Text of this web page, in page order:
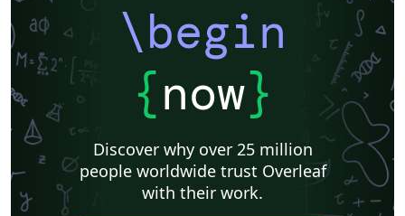
\begin
{now}
Discover why over 25 million
people worldwide trust Overleaf
with their work.